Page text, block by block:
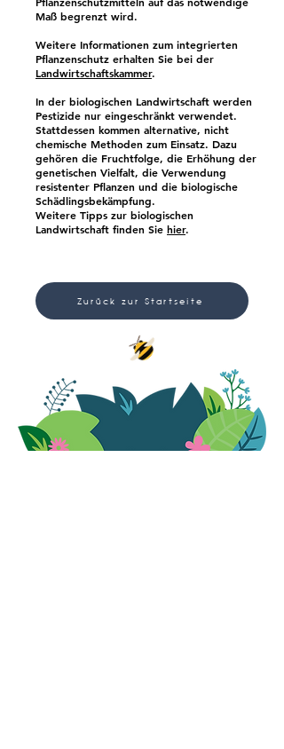
Maß begrenzt wird.
Weitere Informationen zum integrierten
Pflanzenschutz erhalten Sie bei der
Landwirtschaftskammer.
In der biologischen Landwirtschaft werden
Pestizide nur eingeschränkt verwendet.
Stattdessen kommen alternative, nicht
chemische Methoden zum Einsatz. Dazu
gehören die Fruchtfolge, die Erhöhung der
genetischen Vielfalt, die Verwendung
resistenter Pflanzen und die biologische
Schädlingsbekämpfung.
Weitere Tipps zur biologischen
Landwirtschaft finden Sie hier.
Zurück zur Startseite